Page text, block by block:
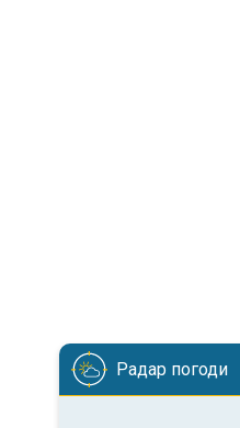
Радар погоди